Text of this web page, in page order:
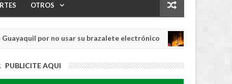
OTROS
por no usar su brazalete electrónico
20260
INTERNACIONAL
PUBLICITE AQUI